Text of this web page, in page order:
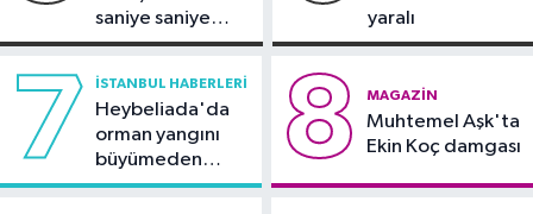
saniye saniye
görüntülendi
yaralı
7 İSTANBUL HABERLERI
Heybeliada'da
orman yangını
büyümeden
söndürüldü
8 MAGAZIN
Muhtemel Aşk'ta
Ekin Koç damgası